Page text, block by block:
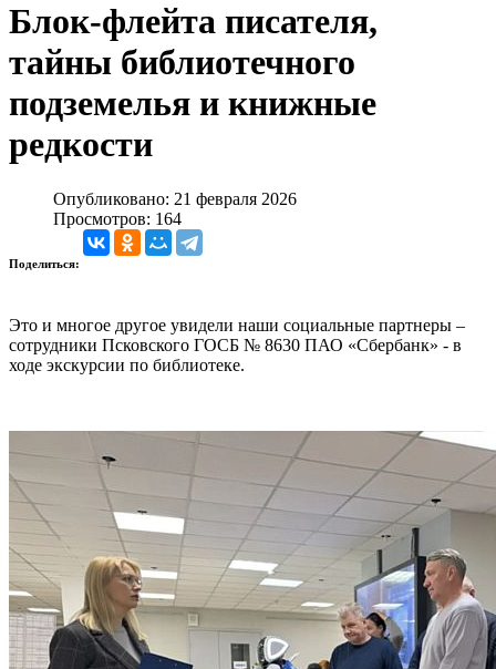
Блок-флейта писателя,
тайны библиотечного
подземелья и книжные
редкости
Опубликовано: 21 февраля 2026
Просмотров: 164
Поделиться:
Это и многое другое увидели наши социальные партнеры –
сотрудники Псковского ГОСБ № 8630 ПАО «Сбербанк» - в
ходе экскурсии по библиотеке.